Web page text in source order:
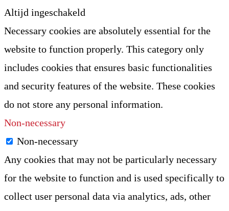
Altijd ingeschakeld
Necessary cookies are absolutely essential for the
website to function properly. This category only
includes cookies that ensures basic functionalities
and security features of the website. These cookies
do not store any personal information.
Non-necessary
Non-necessary
Any cookies that may not be particularly necessary
for the website to function and is used specifically to
collect user personal data via analytics, ads, other